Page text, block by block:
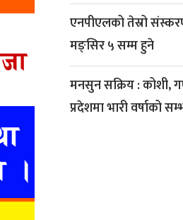
एनपीएलको तेस्रो
मङ्सिर ५ सम्म हुने
मनसुन सक्रिय : कोशी,
प्रदेशमा भारी वर्षाको